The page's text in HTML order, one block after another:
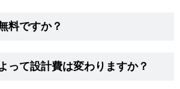
料ですか？
って設計費は変わりますか？